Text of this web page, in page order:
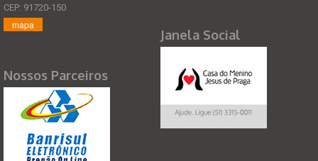
CEP: 91720-150
mapa
Nossos Parceiros
Janela Social